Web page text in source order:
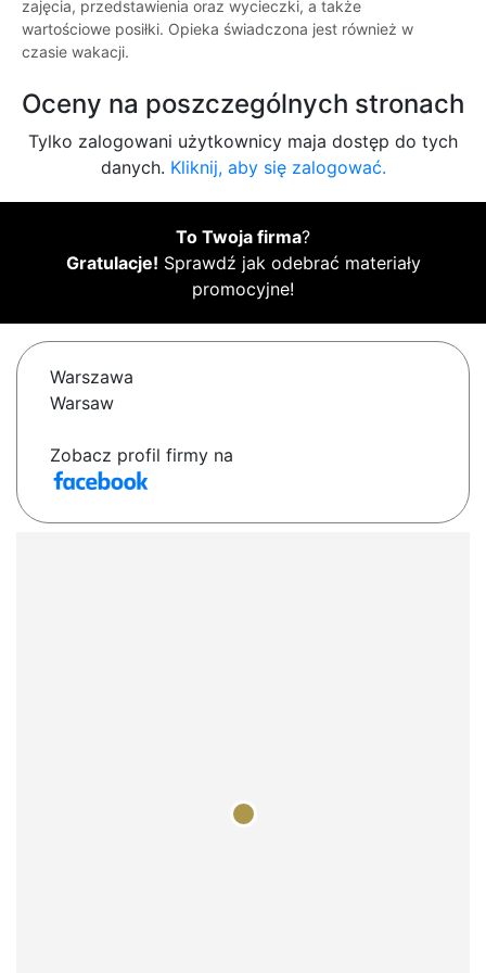
zajęcia, przedstawienia oraz wycieczki, a także
wartościowe posiłki. Opieka świadczona jest również w
czasie wakacji.
Oceny na poszczególnych stronach
Tylko zalogowani użytkownicy maja dostęp do tych
danych. Kliknij, aby się zalogować.
To Twoja firma?
Gratulacje! Sprawdź jak odebrać materiały
promocyjne!
Warszawa
Warsaw
Zobacz profil firmy na